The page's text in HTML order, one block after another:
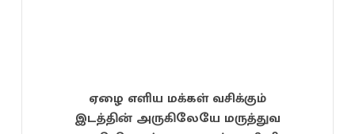
ஏழை எளிய மக்கள் வசிக்கும்
இடத்தின் அருகிலேயே மருத்துவ